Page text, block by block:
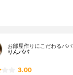
お部屋作りにこだわるパパ
りんパパ
3.00